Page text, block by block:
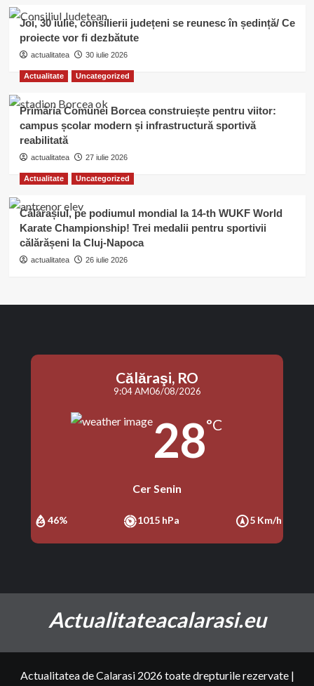
Joi, 30 iulie, consilierii județeni se reunesc în ședință/ Ce
proiecte vor fi dezbătute
actualitatea 30 iulie 2026
Actualitate Uncategorized
Primăria Comunei Borcea construiește pentru viitor:
campus școlar modern și infrastructură sportivă
reabilitată
actualitatea 27 iulie 2026
Actualitate Uncategorized
Călărașiul, pe podiumul mondial la 14-th WUKF World
Karate Championship! Trei medalii pentru sportivii
călărășeni la Cluj-Napoca
actualitatea 26 iulie 2026
Călăraşi, RO
9:04 AM06/08/2026
28°C
Cer Senin
46% 1015 hPa 5 Km/h
Actualitateacalarasi.eu
Actualitatea de Calarasi 2026 toate drepturile rezervate |